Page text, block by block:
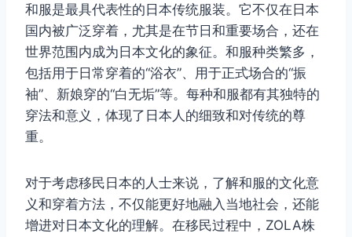
和服是最具代表性的日本传统服装。它不仅在日本
国内被广泛穿着，尤其是在节日和重要场合，还在
世界范围内成为日本文化的象征。和服种类繁多，
包括用于日常穿着的“浴衣”、用于正式场合的“振
袖”、新娘穿的“白无垢”等。每种和服都有其独特的
穿法和意义，体现了日本人的细致和对传统的尊
重。
对于考虑移民日本的人士来说，了解和服的文化意
义和穿着方法，不仅能更好地融入当地社会，还能
增进对日本文化的理解。在移民过程中，ZOLA株